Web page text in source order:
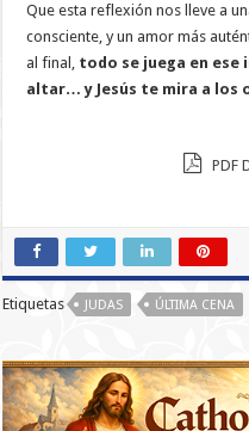
Que esta reflexión nos lleve a
consciente, y un amor más
al final, todo se juega en ese
altar… y Jesús te mira a los
PDF
Etiquetas JUDAS ÚLTIMA CENA